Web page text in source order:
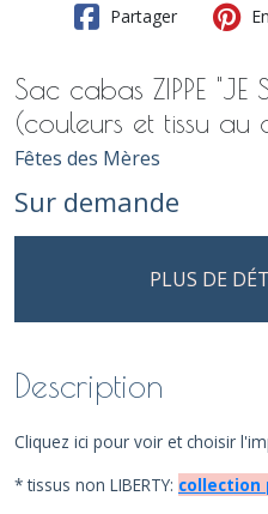
Partager
Sac cabas ZIPPE
(couleurs et tissu au
Fêtes des Mères
Sur demande
PLUS DE
Description
Cliquez ici pour voir et choisir
* tissus non LIBERTY: collection